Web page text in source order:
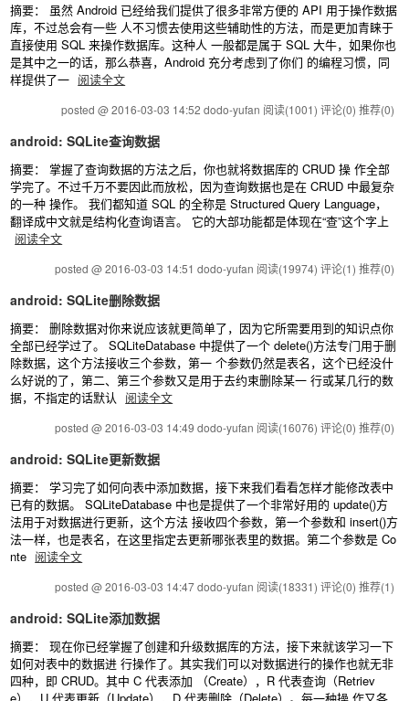
摘要： 虽然 Android 已经给我们提供了很多非常方便的 API 用于操作数据
库，不过总会有一些 人不习惯去使用这些辅助性的方法，而是更加青睐于
直接使用 SQL 来操作数据库。这种人 一般都是属于 SQL 大牛，如果你也
是其中之一的话，那么恭喜，Android 充分考虑到了你们 的编程习惯，同
样提供了一 阅读全文
posted @ 2016-03-03 14:52 dodo-yufan 阅读(1001) 评论(0) 推荐(0)
android: SQLite查询数据
摘要： 掌握了查询数据的方法之后，你也就将数据库的 CRUD 操 作全部
学完了。不过千万不要因此而放松，因为查询数据也是在 CRUD 中最复杂
的一种 操作。 我们都知道 SQL 的全称是 Structured Query Language，
翻译成中文就是结构化查询语言。 它的大部功能都是体现在“查”这个字上
阅读全文
posted @ 2016-03-03 14:51 dodo-yufan 阅读(19974) 评论(1) 推荐(0)
android: SQLite删除数据
摘要： 删除数据对你来说应该就更简单了，因为它所需要用到的知识点你
全部已经学过了。 SQLiteDatabase 中提供了一个 delete()方法专门用于删
除数据，这个方法接收三个参数，第一 个参数仍然是表名，这个已经没什
么好说的了，第二、第三个参数又是用于去约束删除某一 行或某几行的数
据，不指定的话默认 阅读全文
posted @ 2016-03-03 14:49 dodo-yufan 阅读(16076) 评论(0) 推荐(0)
android: SQLite更新数据
摘要： 学习完了如何向表中添加数据，接下来我们看看怎样才能修改表中
已有的数据。 SQLiteDatabase 中也是提供了一个非常好用的 update()方
法用于对数据进行更新，这个方法 接收四个参数，第一个参数和 insert()方
法一样，也是表名，在这里指定去更新哪张表里的数据。第二个参数是 Co
nte 阅读全文
posted @ 2016-03-03 14:47 dodo-yufan 阅读(18331) 评论(0) 推荐(1)
android: SQLite添加数据
摘要： 现在你已经掌握了创建和升级数据库的方法，接下来就该学习一下
如何对表中的数据进 行操作了。其实我们可以对数据进行的操作也就无非
四种，即 CRUD。其中 C 代表添加 （Create），R 代表查询（Retriev